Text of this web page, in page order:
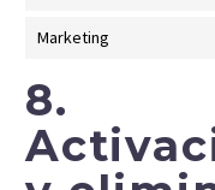
Marketing
8.